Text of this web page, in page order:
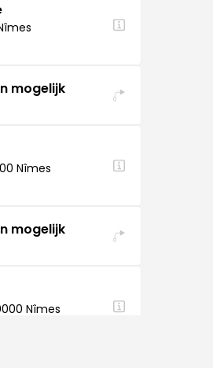
mogelijk
Nîmes
mogelijk
Nîmes